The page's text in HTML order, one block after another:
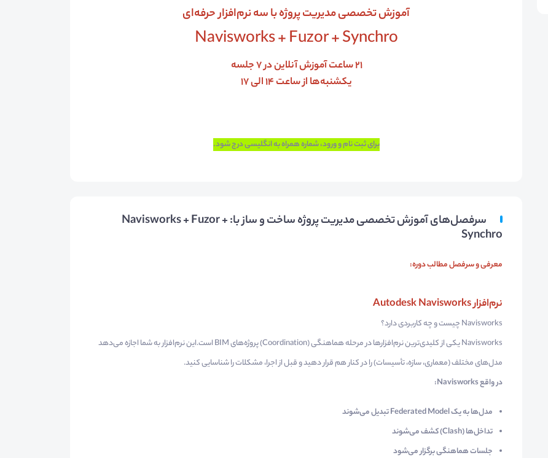
آموزش تخصصی مدیریت پروژه با سه نرم‌افزار حرفه‌ای
Navisworks + Fuzor + Synchro
21 ساعت آموزش آنلاین در 7 جلسه
یکشنبه‌ها از ساعت 14 الی 17
برای ثبت نام و ورود، شماره همراه به انگلیسی درج شود.
سرفصل‌های آموزش تخصصی مدیریت پروژه ساخت و ساز با: Navisworks + Fuzor +
Synchro
معرفی و سرفصل مطالب دوره:
نرم‌افزارAutodesk Navisworks
Navisworks چیست و چه کاربردی دارد؟
Navisworks یکی از کلیدی‌ترین نرم‌افزارها در مرحله هماهنگی (Coordination) پروژه‌های BIM است.این نرم‌افزار به شما اجازه می‌دهد
مدل‌های مختلف (معماری، سازه، تأسیسات) را در کنار هم قرار دهید و قبل از اجرا، مشکلات را شناسایی کنید.
در واقعNavisworks
:
مدل‌ها به یک Federated Model تبدیل می‌شوند
تداخل‌ها (Clash) کشف می‌شوند
جلسات هماهنگی برگزار می‌شود